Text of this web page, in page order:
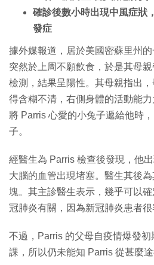
確診後數小時出現中風症狀
發症
據外媒報道，居於美國密蘇里州
突然於上周不願飲食，於是其母
檢測，結果呈陽性。其母親指出
得含糊不清，右側身體的活動能
將 Parris 心愛的小兔子遞給他時
子。
經醫生為 Parris 檢查後發現，他
大腦的血管出現堵塞。醫生其後
塊。其主診醫生表示，幾乎可以
冠肺炎有關，因為新冠肺炎患者很
不過，Parris 的父母自疫情爆發
課，所以仍未能知 Parris 從甚麼途